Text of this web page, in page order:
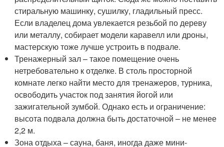
стиральную машинку, сушилку, гладильный пресс.
Если владелец дома увлекается резьбой по дереву
или металлу, собирает модели каравелл или дроны,
мастерскую тоже лучше устроить в подвале.
Тренажерный зал – такое помещение очень
нетребовательно к отделке. В столь просторной
комнате легко найти место для тренажеров, турника,
освободить участок под занятия йогой или
зажигательной зумбой. Однако есть и ограничение:
высота подвала должна быть достаточной – не менее
2,2 м.
Зона отдыха – сауна, баня, иногда даже мини-